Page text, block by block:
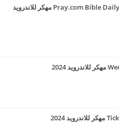
تحميل تطبيق Pray.com Bible Daily Prayer مهكر للاندرويد